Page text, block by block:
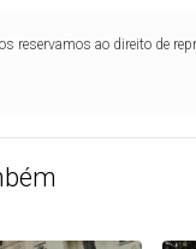
reservamos ao direito de